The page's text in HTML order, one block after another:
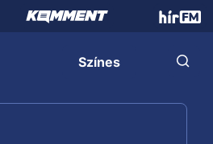
Színes